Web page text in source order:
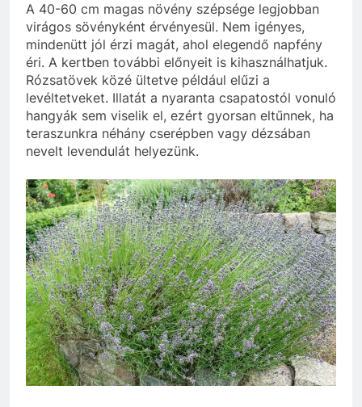
A 40-60 cm magas növény szépsége legjobban
virágos sövényként érvényesül. Nem igényes,
mindenütt jól érzi magát, ahol elegendő napfény
éri. A kertben további előnyeit is kihasználhatjuk.
Rózsatövek közé ültetve például elűzi a
levéltetveket. Illatát a nyaranta csapatostól vonuló
hangyák sem viselik el, ezért gyorsan eltűnnek, ha
teraszunkra néhány cserépben vagy dézsában
nevelt levendulát helyezünk.